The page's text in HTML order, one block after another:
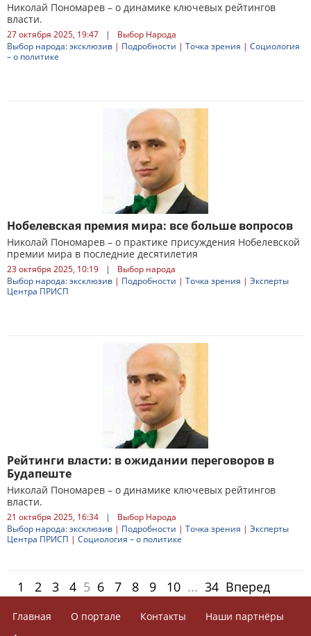
Николай Пономарев – о динамике ключевых рейтингов
власти.
27 октября 2025, 19:47 |
Выбор Народа
Выбор народа: эксклюзив | Подробности | Точка зрения | Социология
– о политике
Нобелевская премия мира: все больше вопросов
Николай Пономарев – о практике присуждения Нобелевской
премии мира в последние десятилетия
23 октября 2025, 10:19 |
Выбор народа
Выбор народа: эксклюзив | Подробности | Точка зрения | Эксперты
Центра ПРИСП
Рейтинги власти: в ожидании переговоров в
Будапеште
Николай Пономарев – о динамике ключевых рейтингов
власти.
21 октября 2025, 16:34 |
Выбор Народа
Выбор народа: эксклюзив | Подробности | Точка зрения | Эксперты
Центра ПРИСП | Социология – о политике
1 2 3 4 5 6 7 8 9 10 ... 34 Вперед
Главная О портале Контакты
Наши партнёры